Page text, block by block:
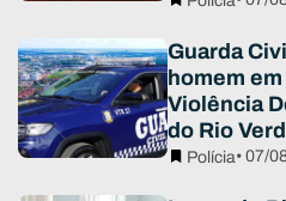
Guarda
homem
Violência
do Rio
Polícia• 07/